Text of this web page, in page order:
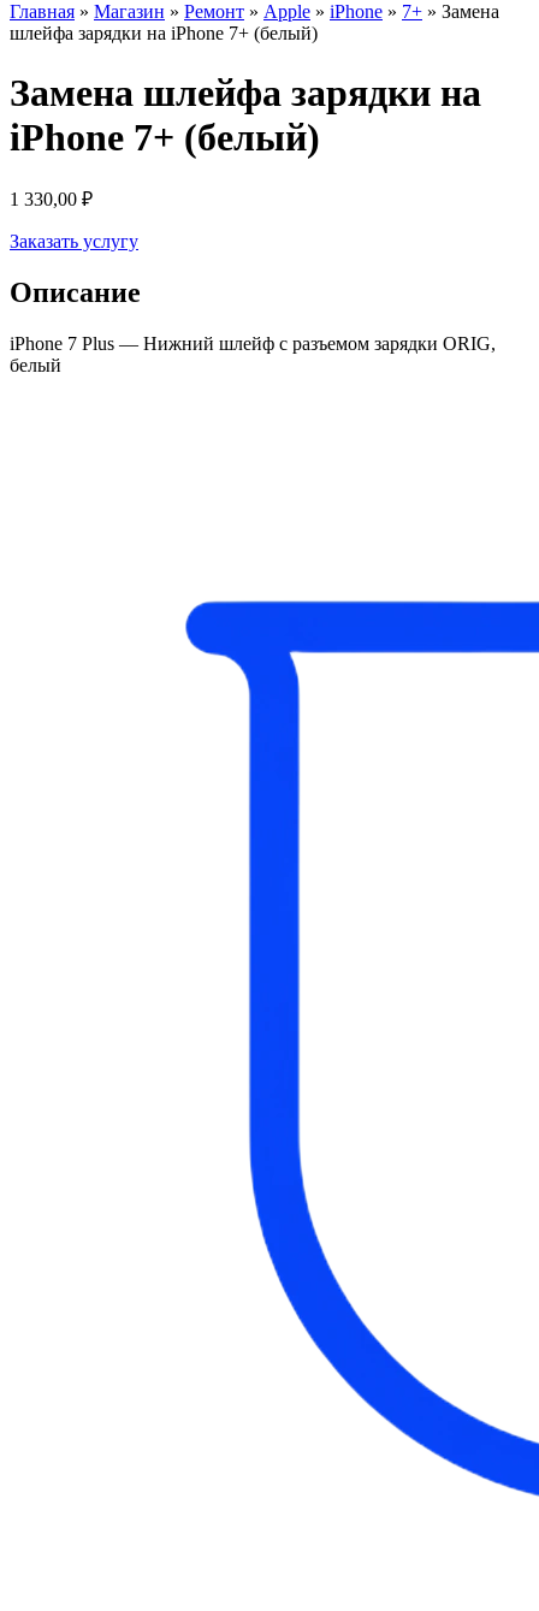
Главная » Магазин » Ремонт » Apple » iPhone » 7+ » Замена
шлейфа зарядки на iPhone 7+ (белый)
Замена шлейфа зарядки на
iPhone 7+ (белый)
1 330,00 ₽
Заказать услугу
Описание
iPhone 7 Plus — Нижний шлейф с разъемом зарядки ORIG,
белый